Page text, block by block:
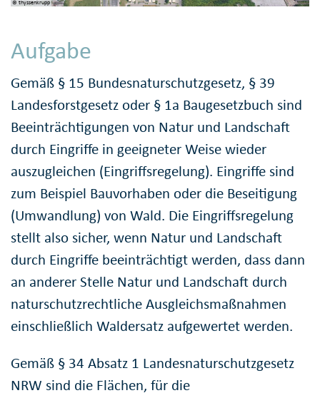
© thyssenkrupp
Aufgabe
Gemäß § 15 Bundesnaturschutzgesetz, § 39
Landesforstgesetz oder § 1a Baugesetzbuch sind
Beeinträchtigungen von Natur und Landschaft
durch Eingriffe in geeigneter Weise wieder
auszugleichen (Eingriffsregelung). Eingriffe sind
zum Beispiel Bauvorhaben oder die Beseitigung
(Umwandlung) von Wald. Die Eingriffsregelung
stellt also sicher, wenn Natur und Landschaft
durch Eingriffe beeinträchtigt werden, dass dann
an anderer Stelle Natur und Landschaft durch
naturschutzrechtliche Ausgleichsmaßnahmen
einschließlich Waldersatz aufgewertet werden.
Gemäß § 34 Absatz 1 Landesnaturschutzgesetz
NRW sind die Flächen, für die